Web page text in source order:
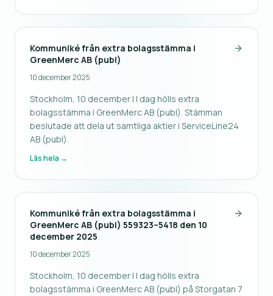
Kommuniké från extra bolagsstämma i
GreenMerc AB (publ)
10 december 2025
Stockholm, 10 december | I dag hölls extra
bolagsstämma i GreenMerc AB (publ). Stämman
beslutade att dela ut samtliga aktier i ServiceLine24
AB (publ).
Läs hela →
Kommuniké från extra bolagsstämma i
GreenMerc AB (publ) 559323–5418 den 10
december 2025
10 december 2025
Stockholm, 10 december | I dag hölls extra
bolagsstämma i GreenMerc AB (publ) på Storgatan 7